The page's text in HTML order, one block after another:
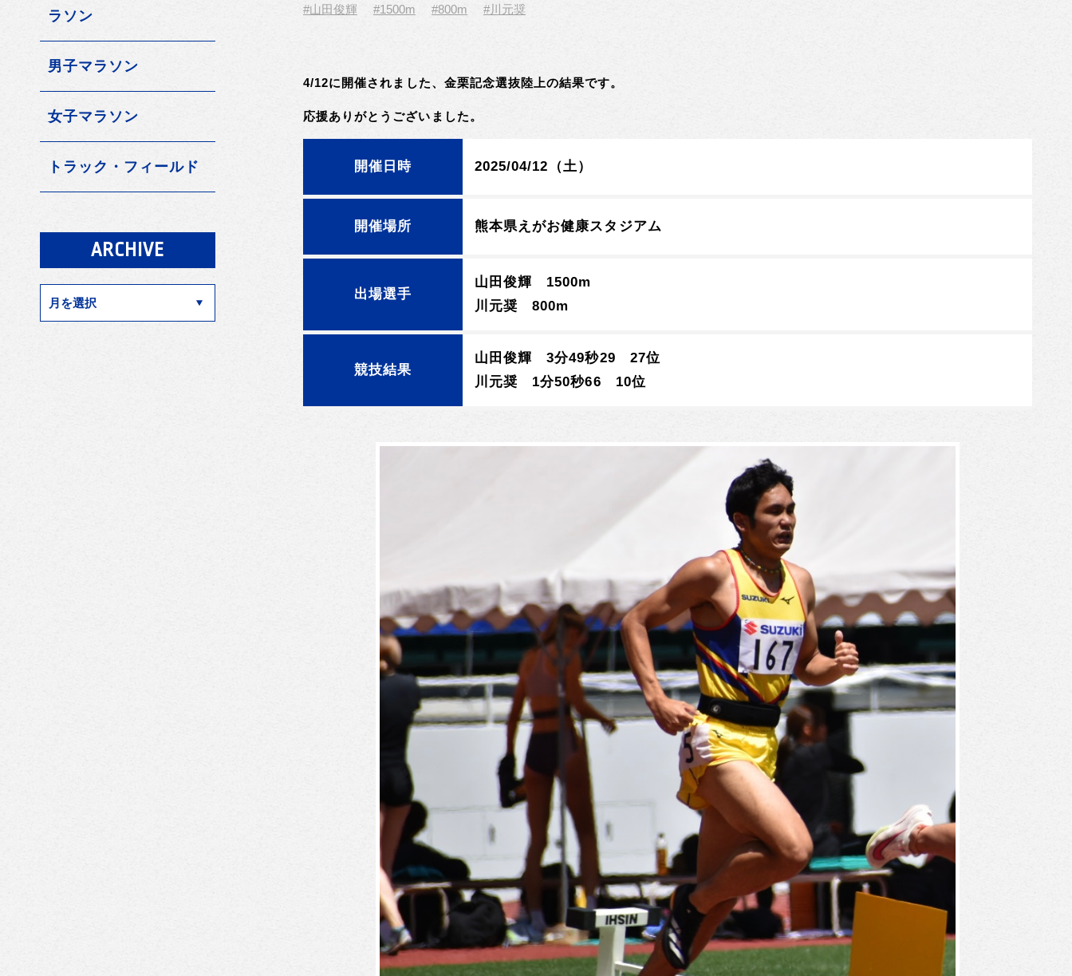
#山田俊輝 #1500m #800m #川元奨
4/12に開催されました、金栗記念選抜陸上の結果です。
応援ありがとうございました。
開催日時 2025/04/12（土）
開催場所 熊本県えがお健康スタジアム
出場選手
山田俊輝 1500m
川元奨 800m
競技結果
山田俊輝 3分49秒29 27位
川元奨 1分50秒66 10位
ラソン
男子マラソン
女子マラソン
トラック・フィールド
ARCHIVE